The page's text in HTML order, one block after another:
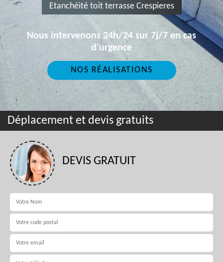
Etanchéité toit terrasse Crespieres
Nous intervenons 24h/24 sur 7j/7 en cas
d'urgence
NOS RÉALISATIONS
Déplacement et devis gratuits
DEVIS GRATUIT